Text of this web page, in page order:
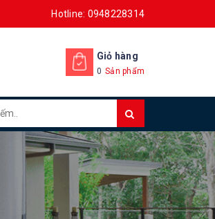
Hotline: 0948228314
Giỏ hàng
0 Sản phẩm